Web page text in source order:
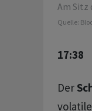
Am Sitz
Quelle:
17:38
Der